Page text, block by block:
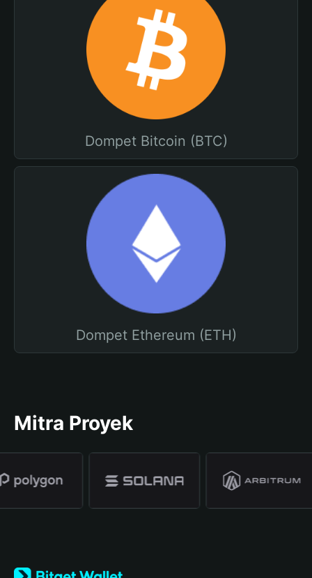
Dompet Bitcoin (BTC)
Dompet Ethereum (ETH)
Mitra Proyek